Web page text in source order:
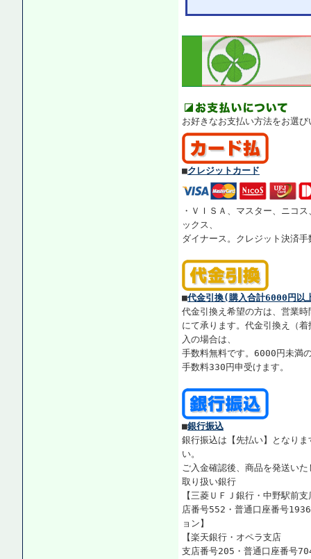
お好きなお支払い方法をお選
■クレジットカード
・ＶＩＳＡ、マスター、ニコ
ックス、
ダイナース。クレジット決済
■代金引換(購入合計6000円以
代金引換え希望の方は、営業
にて承ります。代金引換え（
入の場合は、
手数料無料です。6000円未満
手数料330円申受けます。
■銀行振込
銀行振込は【先払い】となり
い。
ご入金確認後、商品を発送いた
取り扱い銀行
【三菱ＵＦＪ銀行・中野駅前支
店番号552・普通口座番号
ョン】
【楽天銀行・オペラ支店
支店番号205・普通口座番号